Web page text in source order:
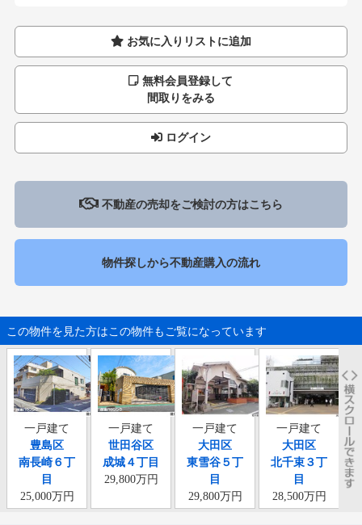
お気に入りリストに追加
無料会員登録して
間取りをみる
ログイン
不動産の売却をご検討の方はこちら
物件探しから不動産購入の流れ
この物件を見た方はこの物件もご覧になっています
一戸建て
豊島区
南長崎６丁
目
25,000万円
一戸建て
世田谷区
成城４丁目
29,800万円
一戸建て
大田区
東雪谷５丁
目
29,800万円
一戸建て
大田区
北千束３丁
目
28,500万円